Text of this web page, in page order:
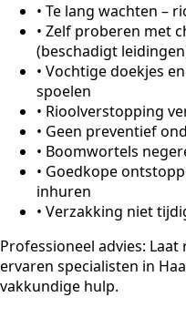
• Te lang wachten –
• Zelf proberen met
(beschadigt
• Vochtige doekjes
spoelen
• Rioolverstopping
• Geen preventief
• Boomwortels
• Goedkope
inhuren
• Verzakking niet
Professioneel advies: Laat
ervaren specialisten in
vakkundige hulp.